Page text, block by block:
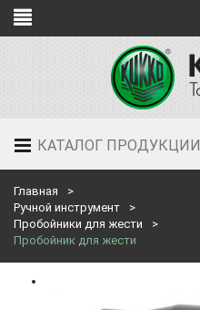
КАТАЛОГ ПРОДУКЦИИ
Главная
Ручной инструмент
Пробойники для жести
Пробойник для жести